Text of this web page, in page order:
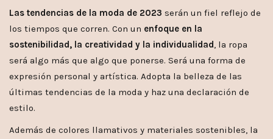
Las tendencias de la moda de 2023 serán un fiel reflejo de
los tiempos que corren. Con un enfoque en la
sostenibilidad, la creatividad y la individualidad, la ropa
será algo más que algo que ponerse. Será una forma de
expresión personal y artística. Adopta la belleza de las
últimas tendencias de la moda y haz una declaración de
estilo.
Además de colores llamativos y materiales sostenibles, la